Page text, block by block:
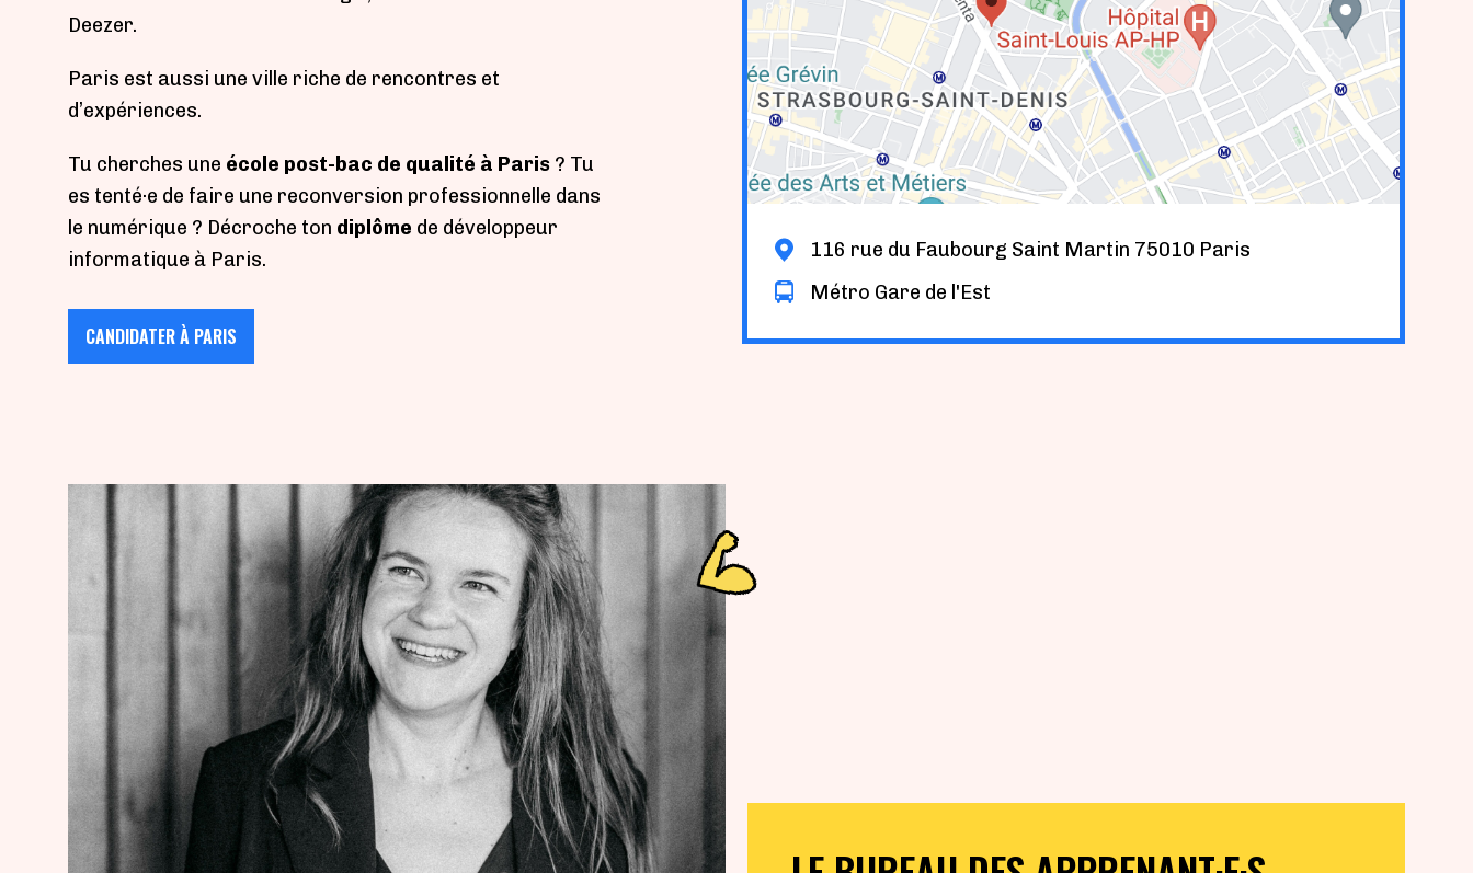
Deezer.
Paris est aussi une ville riche de rencontres et
d’expériences.
Tu cherches une école post-bac de qualité à Paris ? Tu
es tenté·e de faire une reconversion professionnelle dans
le numérique ? Décroche ton diplôme de développeur
informatique à Paris.
CANDIDATER À PARIS
116 rue du Faubourg Saint Martin 75010 Paris
Métro Gare de l'Est